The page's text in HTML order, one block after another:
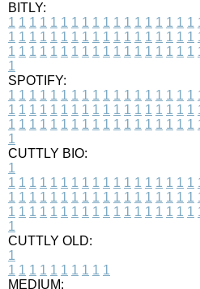
BITLY:
1 1 1 1 1 1 1 1 1 1 1 1 1 1 1 1 1 1
1 1 1 1 1 1 1 1 1 1 1 1 1 1 1 1 1 1
1 1 1 1 1 1 1 1 1 1 1 1 1 1 1 1 1 1
1
SPOTIFY:
1 1 1 1 1 1 1 1 1 1 1 1 1 1 1 1 1 1
1 1 1 1 1 1 1 1 1 1 1 1 1 1 1 1 1 1
1 1 1 1 1 1 1 1 1 1 1 1 1 1 1 1 1 1
1
CUTTLY BIO:
1
1 1 1 1 1 1 1 1 1 1 1 1 1 1 1 1 1 1
1 1 1 1 1 1 1 1 1 1 1 1 1 1 1 1 1 1
1 1 1 1 1 1 1 1 1 1 1 1 1 1 1 1 1 1
1
CUTTLY OLD:
1
1 1 1 1 1 1 1 1 1 1
MEDIUM: